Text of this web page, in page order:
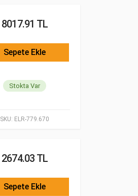
SKU: ELR-779.670
8017.91 TL
Sepete Ekle
Stokta Var
2674.03 TL
Sepete Ekle